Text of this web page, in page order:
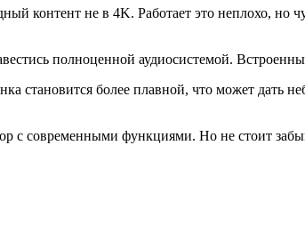
контент не в 4K. Работает это неплохо, но
полноценной аудиосистемой.
становится более плавной, что может дать
современными функциями. Но не стоит